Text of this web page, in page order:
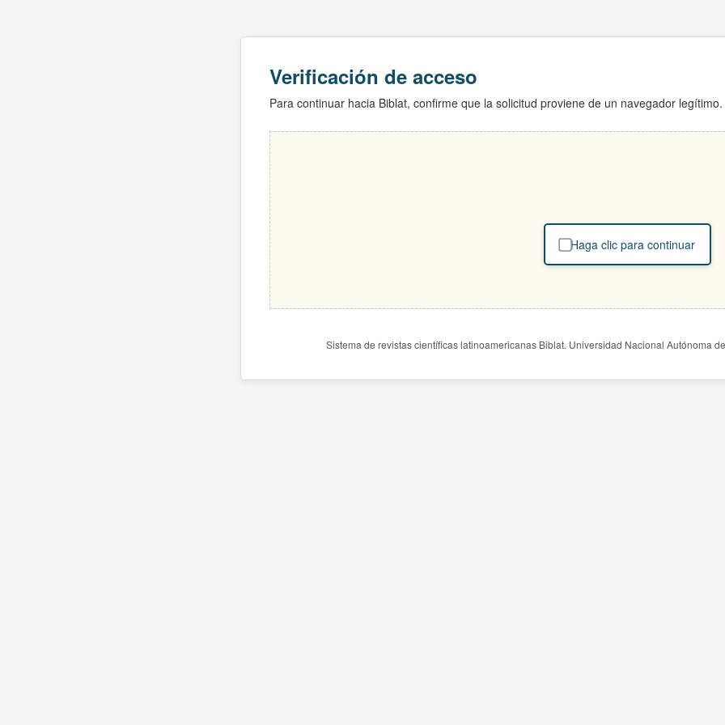
Verificación de acceso
Para continuar hacia Biblat, confirme que la solicitud proviene de un navegador legítimo.
Haga clic para continuar
Sistema de revistas científicas latinoamericanas Biblat. Universidad Nacional Autónoma